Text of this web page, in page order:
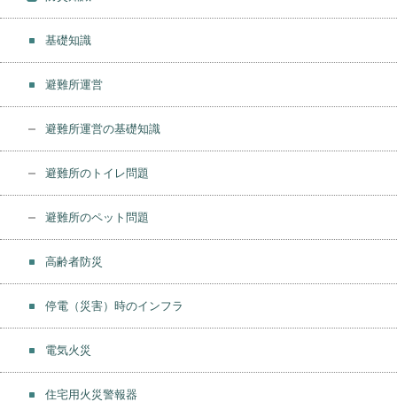
基礎知識
避難所運営
避難所運営の基礎知識
避難所のトイレ問題
避難所のペット問題
高齢者防災
停電（災害）時のインフラ
電気火災
住宅用火災警報器